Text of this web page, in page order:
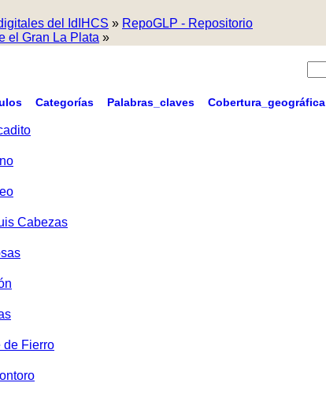
del IdIHCS » RepoGLP - Repositorio
el Gran La Plata »
Categorías Palabras_claves Cobertura_geográfica
Cabezas
de Fierro